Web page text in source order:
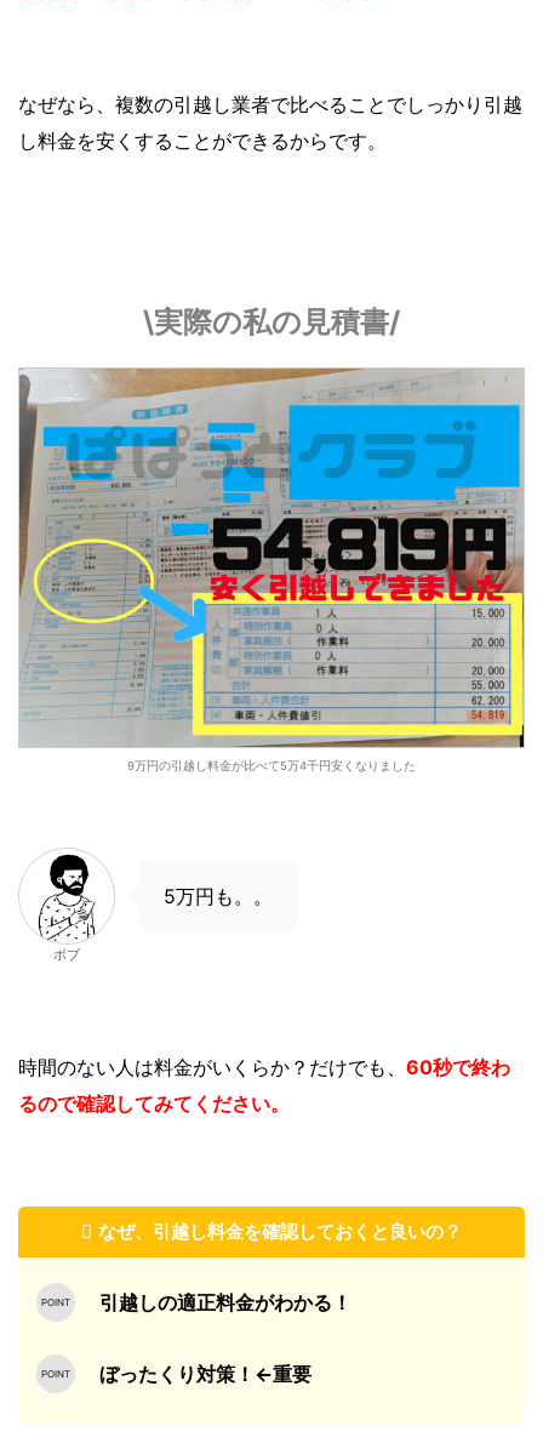
なぜなら、複数の引越し業者で比べることでしっかり引越
し料金を安くすることができるからです。
\実際の私の見積書/
9万円の引越し料金が比べて5万4千円安くなりました
ボブ
5万円も。。
時間のない人は料金がいくらか？ だけでも、 60秒で終わ
るので確認してみてください。
なぜ、引越し料金を確認しておくと良いの？
引越しの適正料金がわかる！
ぼったくり対策！←重要